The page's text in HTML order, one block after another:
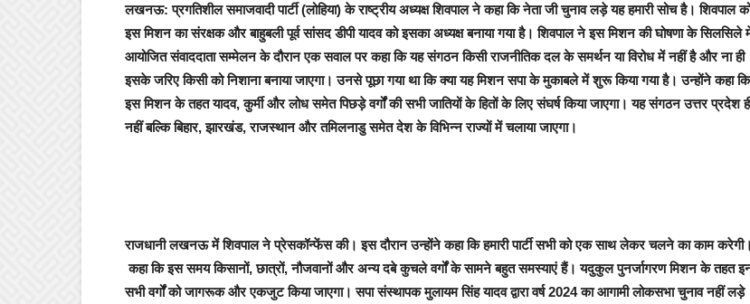
लखनऊ: प्रगतिशील समाजवादी पार्टी (लोहिया) के राष्ट्रीय अध्यक्ष शिवपाल ने कहा कि नेता जी चुनाव लड़े यह हमारी सोच है। शिवपाल
इस मिशन का संरक्षक और बाहुबली पूर्व सांसद डीपी यादव को इसका अध्यक्ष बनाया गया है। शिवपाल ने इस मिशन की घोषणा के सिलसिले
आयोजित संवाददाता सम्मेलन के दौरान एक सवाल पर कहा कि यह संगठन किसी राजनीतिक दल के समर्थन या विरोध में नहीं है और ना ही
इसके जरिए किसी को निशाना बनाया जाएगा। उनसे पूछा गया था कि क्या यह मिशन सपा के मुकाबले में शुरू किया गया है। उन्होंने कहा कि
इस मिशन के तहत यादव, कुर्मी और लोध समेत पिछड़े वर्गों की सभी जातियों के हितों के लिए संघर्ष किया जाएगा। यह संगठन उत्तर प्रदेश
नहीं बल्कि बिहार, झारखंड, राजस्थान और तमिलनाडु समेत देश के विभिन्न राज्यों में चलाया जाएगा।
राजधानी लखनऊ में शिवपाल ने प्रेसकॉन्फेंस की। इस दौरान उन्होंने कहा कि हमारी पार्टी सभी को एक साथ लेकर चलने का काम करेगी।
कहा कि इस समय किसानों, छात्रों, नौजवानों और अन्य दबे कुचले वर्गों के सामने बहुत समस्याएं हैं। यदुकुल पुनर्जागरण मिशन के तहत
सभी वर्गों को जागरूक और एकजुट किया जाएगा। सपा संस्थापक मुलायम सिंह यादव द्वारा वर्ष 2024 का आगामी लोकसभा चुनाव नहीं लड़े